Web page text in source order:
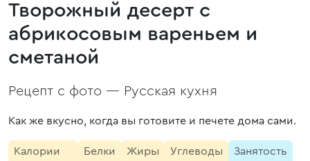
Творожный десерт с
абрикосовым вареньем и
сметаной
Рецепт с фото — Русская кухня
Как же вкусно, когда вы готовите и печете дома сами.
Калории
Белки
Жиры
Углеводы
Занятость